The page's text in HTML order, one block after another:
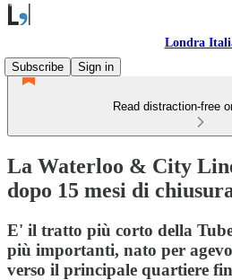
Londra
Subscribe
Sign in
Read distraction-free
La Waterloo & City
dopo 15 mesi di
E' il tratto più corto della
più importanti, nato per
verso il principale quartiere